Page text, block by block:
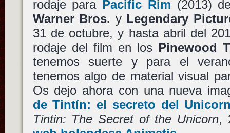
rodaje para Pacific Rim (2013)
Warner Bros. y Legendary
31 de octubre, y hasta abril del
rodaje del film en los Pinewood
tenemos suerte y para el
tenemos algo de material visual
Os dejo ahora con una nueva
de Tintín: el secreto del
Tintin: The Secret of the Unicorn,